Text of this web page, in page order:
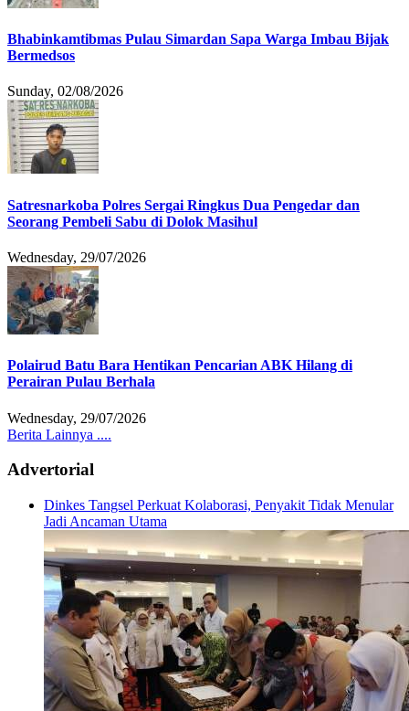
Bhabinkamtibmas Pulau Simardan Sapa Warga Imbau Bijak
Bermedsos
Sunday, 02/08/2026
Satresnarkoba Polres Sergai Ringkus Dua Pengedar dan
Seorang Pembeli Sabu di Dolok Masihul
Wednesday, 29/07/2026
Polairud Batu Bara Hentikan Pencarian ABK Hilang di
Perairan Pulau Berhala
Wednesday, 29/07/2026
Berita Lainnya ....
Advertorial
Dinkes Tangsel Perkuat Kolaborasi, Penyakit Tidak Menular
Jadi Ancaman Utama